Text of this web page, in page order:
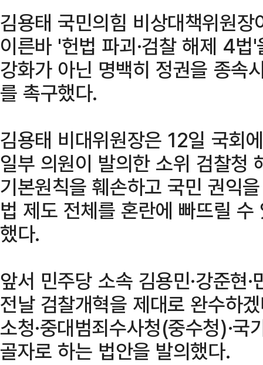
김용태 국민의힘 비상대책위원
이른바 '헌법 파괴·검찰 해제 4
강화가 아닌 명백히 정권을 종속
를 촉구했다.
김용태 비대위원장은 12일 국회
일부 의원이 발의한 소위 검찰청
기본원칙을 훼손하고 국민 권익
법 제도 전체를 혼란에 빠뜨릴
했다.
앞서 민주당 소속 김용민·강준현·
전날 검찰개혁을 제대로 완수하
소청·중대범죄수사청(중수청)·
골자로 하는 법안을 발의했다.